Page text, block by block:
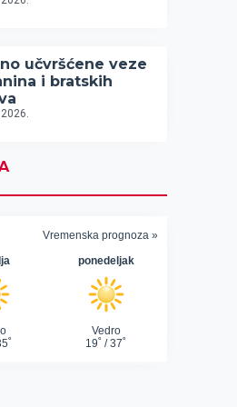
učvršćene veze
i bratskih